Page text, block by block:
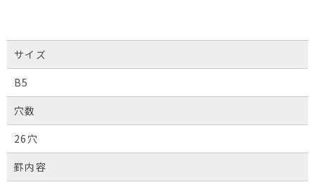
サイズ
B5
穴数
26穴
罫内容